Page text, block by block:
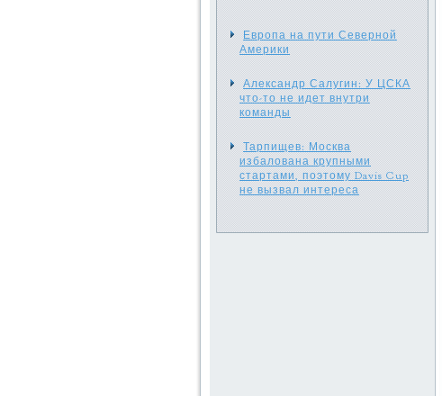
Европа на пути Северной
Америки
Александр Салугин: У ЦСКА
что-то не идет внутри
команды
Тарпищев: Москва
избалована крупными
стартами, поэтому Davis Cup
не вызвал интереса